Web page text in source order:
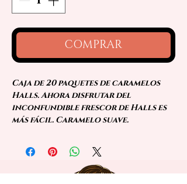
COMPRAR
Caja de 20 paquetes de caramelos
Halls. Ahora disfrutar del
inconfundible frescor de Halls es
más fácil. Caramelo suave.